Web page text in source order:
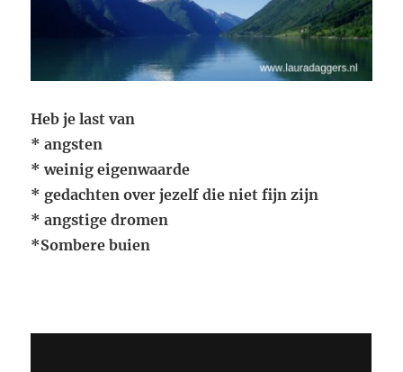
Heb je last van
* angsten
* weinig eigenwaarde
* gedachten over jezelf die niet fijn zijn
* angstige dromen
*Sombere buien